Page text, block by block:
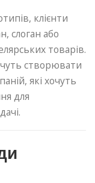
клієнти
слоган або
товарів.
створювати
які хочуть
для